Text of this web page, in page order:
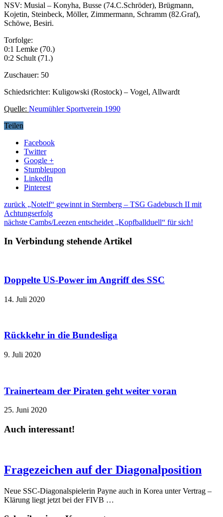
NSV: Musial – Konyha, Busse (74.C.Schröder), Brügmann,
Kojetin, Steinbeck, Möller, Zimmermann, Schramm (82.Graf),
Schöwe, Besiri.
Torfolge:
0:1 Lemke (70.)
0:2 Schult (71.)
Zuschauer: 50
Schiedsrichter: Kuligowski (Rostock) – Vogel, Allwardt
Quelle: Neumühler Sportverein 1990
Teilen
Facebook
Twitter
Google +
Stumbleupon
LinkedIn
Pinterest
zurück „Notelf“ gewinnt in Sternberg – TSG Gadebusch II mit
Achtungserfolg
nächste Cambs/Leezen entscheidet „Kopfballduell“ für sich!
In Verbindung stehende Artikel
Doppelte US-Power im Angriff des SSC
14. Juli 2020
Rückkehr in die Bundesliga
9. Juli 2020
Trainerteam der Piraten geht weiter voran
25. Juni 2020
Auch interessant!
Fragezeichen auf der Diagonalposition
Neue SSC-Diagonalspielerin Payne auch in Korea unter Vertrag –
Klärung liegt jetzt bei der FIVB …